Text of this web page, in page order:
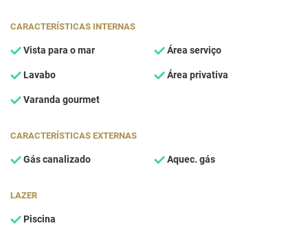
CARACTERÍSTICAS INTERNAS
Vista para o mar Área serviço
Lavabo Área privativa
Varanda gourmet
CARACTERÍSTICAS EXTERNAS
Gás canalizado Aquec. gás
LAZER
Piscina